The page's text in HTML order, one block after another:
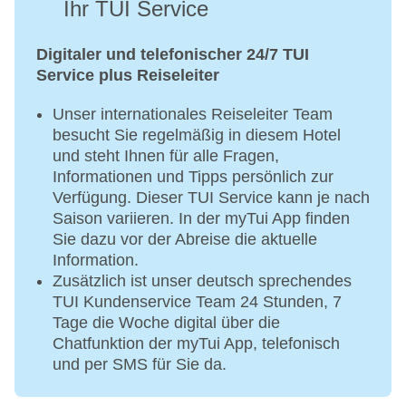
Voraus über die ROBINSON App
Wöchentliches Gästeturnier
Gegen Gebühr:
Reservierung der Tennisplätze über 24 Stunden
im Voraus auf Anfrage
Wöchentliches Play&Stay
Einsteiger-/Schnupperangebot
Neue Tennisbälle
Verkauf von HEAD Schlägern, Saiten,
Griffbändern und Dämpfern sowie Verkauf von
Kirschbaum Saiten, Griffbändern und Dämpfern
Besaitungsservice
ROBINSON Trainingsangebot für Einsteiger,
Fortgeschrittene, Mannschafts- und Turnierspieler
Kurse - und Leistungen
Ihr TUI Service
Digitaler und telefonischer 24/7 TUI
Service plus Reiseleiter
Unser internationales Reiseleiter Team
besucht Sie regelmäßig in diesem Hotel
und steht Ihnen für alle Fragen,
Informationen und Tipps persönlich zur
Verfügung. Dieser TUI Service kann je nach
Saison variieren. In der myTui App finden
Sie dazu vor der Abreise die aktuelle
Information.
Zusätzlich ist unser deutsch sprechendes
TUI Kundenservice Team 24 Stunden, 7
Tage die Woche digital über die
Chatfunktion der myTui App, telefonisch
und per SMS für Sie da.